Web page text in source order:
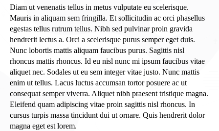
Diam ut venenatis tellus in metus vulputate eu scelerisque.
Mauris in aliquam sem fringilla. Et sollicitudin ac orci phasellus
egestas tellus rutrum tellus. Nibh sed pulvinar proin gravida
hendrerit lectus a. Orci a scelerisque purus semper eget duis.
Nunc lobortis mattis aliquam faucibus purus. Sagittis nisl
rhoncus mattis rhoncus. Id eu nisl nunc mi ipsum faucibus vitae
aliquet nec. Sodales ut eu sem integer vitae justo. Nunc mattis
enim ut tellus. Lacus luctus accumsan tortor posuere ac ut
consequat semper viverra. Aliquet nibh praesent tristique magna.
Eleifend quam adipiscing vitae proin sagittis nisl rhoncus. In
cursus turpis massa tincidunt dui ut ornare. Quis hendrerit dolor
magna eget est lorem.